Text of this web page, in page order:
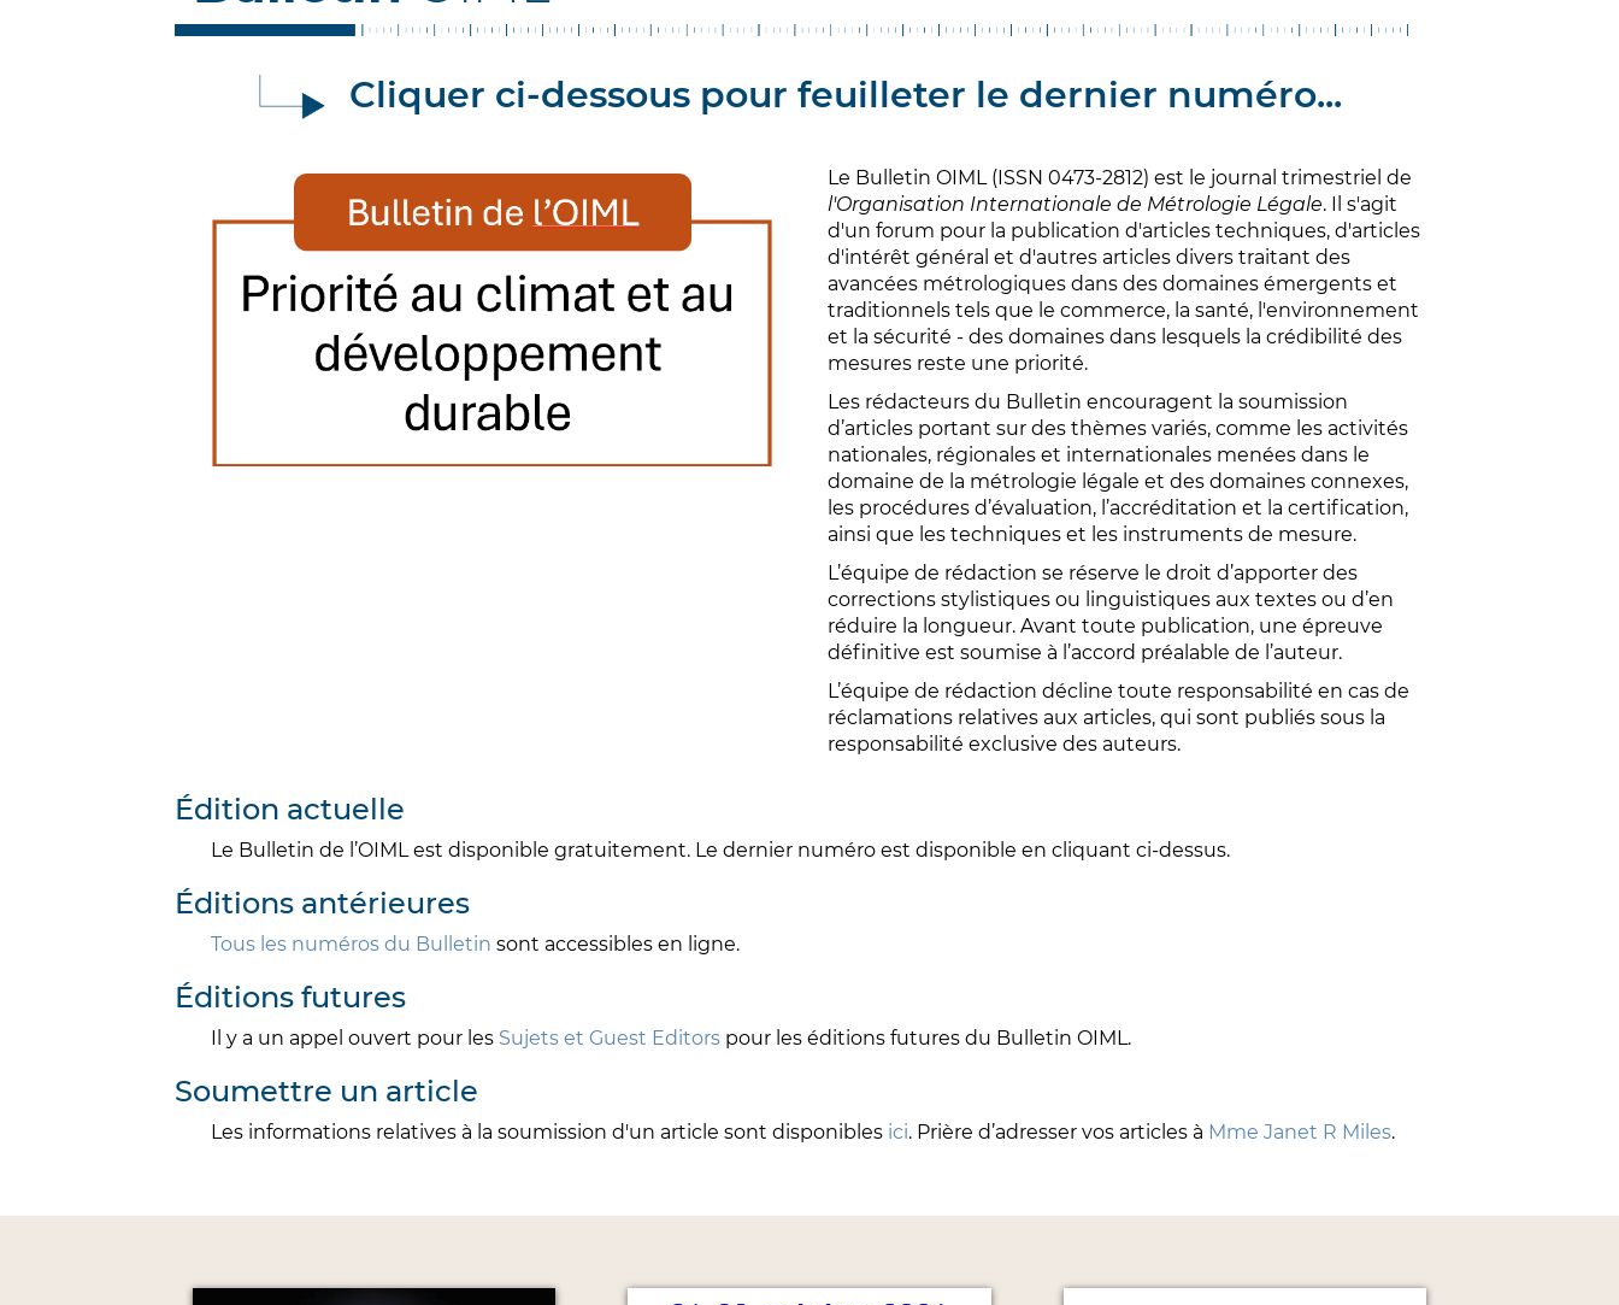
Cliquer ci-dessous pour feuilleter le dernier numéro...
Le Bulletin OIML (ISSN 0473-2812) est le journal trimestriel de
l'Organisation Internationale de Métrologie Légale. Il s'agit
d'un forum pour la publication d'articles techniques, d'articles
d'intérêt général et d'autres articles divers traitant des
avancées métrologiques dans des domaines émergents et
traditionnels tels que le commerce, la santé, l'environnement
et la sécurité - des domaines dans lesquels la crédibilité des
mesures reste une priorité.
Les rédacteurs du Bulletin encouragent la soumission
d’articles portant sur des thèmes variés, comme les activités
nationales, régionales et internationales menées dans le
domaine de la métrologie légale et des domaines connexes,
les procédures d’évaluation, l’accréditation et la certification,
ainsi que les techniques et les instruments de mesure.
L’équipe de rédaction se réserve le droit d’apporter des
corrections stylistiques ou linguistiques aux textes ou d’en
réduire la longueur. Avant toute publication, une épreuve
définitive est soumise à l’accord préalable de l’auteur.
L’équipe de rédaction décline toute responsabilité en cas de
réclamations relatives aux articles, qui sont publiés sous la
responsabilité exclusive des auteurs.
Édition actuelle
Le Bulletin de l’OIML est disponible gratuitement. Le dernier numéro est disponible en cliquant ci-dessus.
Éditions antérieures
Tous les numéros du Bulletin sont accessibles en ligne.
Éditions futures
Il y a un appel ouvert pour les Sujets et Guest Editors pour les éditions futures du Bulletin OIML.
Soumettre un article
Les informations relatives à la soumission d'un article sont disponibles ici. Prière d’adresser vos articles à Mme Janet R Miles.